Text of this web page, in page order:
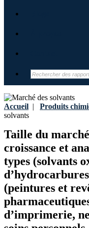
Accueil | Produits
solvants
Taille du
croissance et
types (solvants
(peintures et
d’imprimerie,